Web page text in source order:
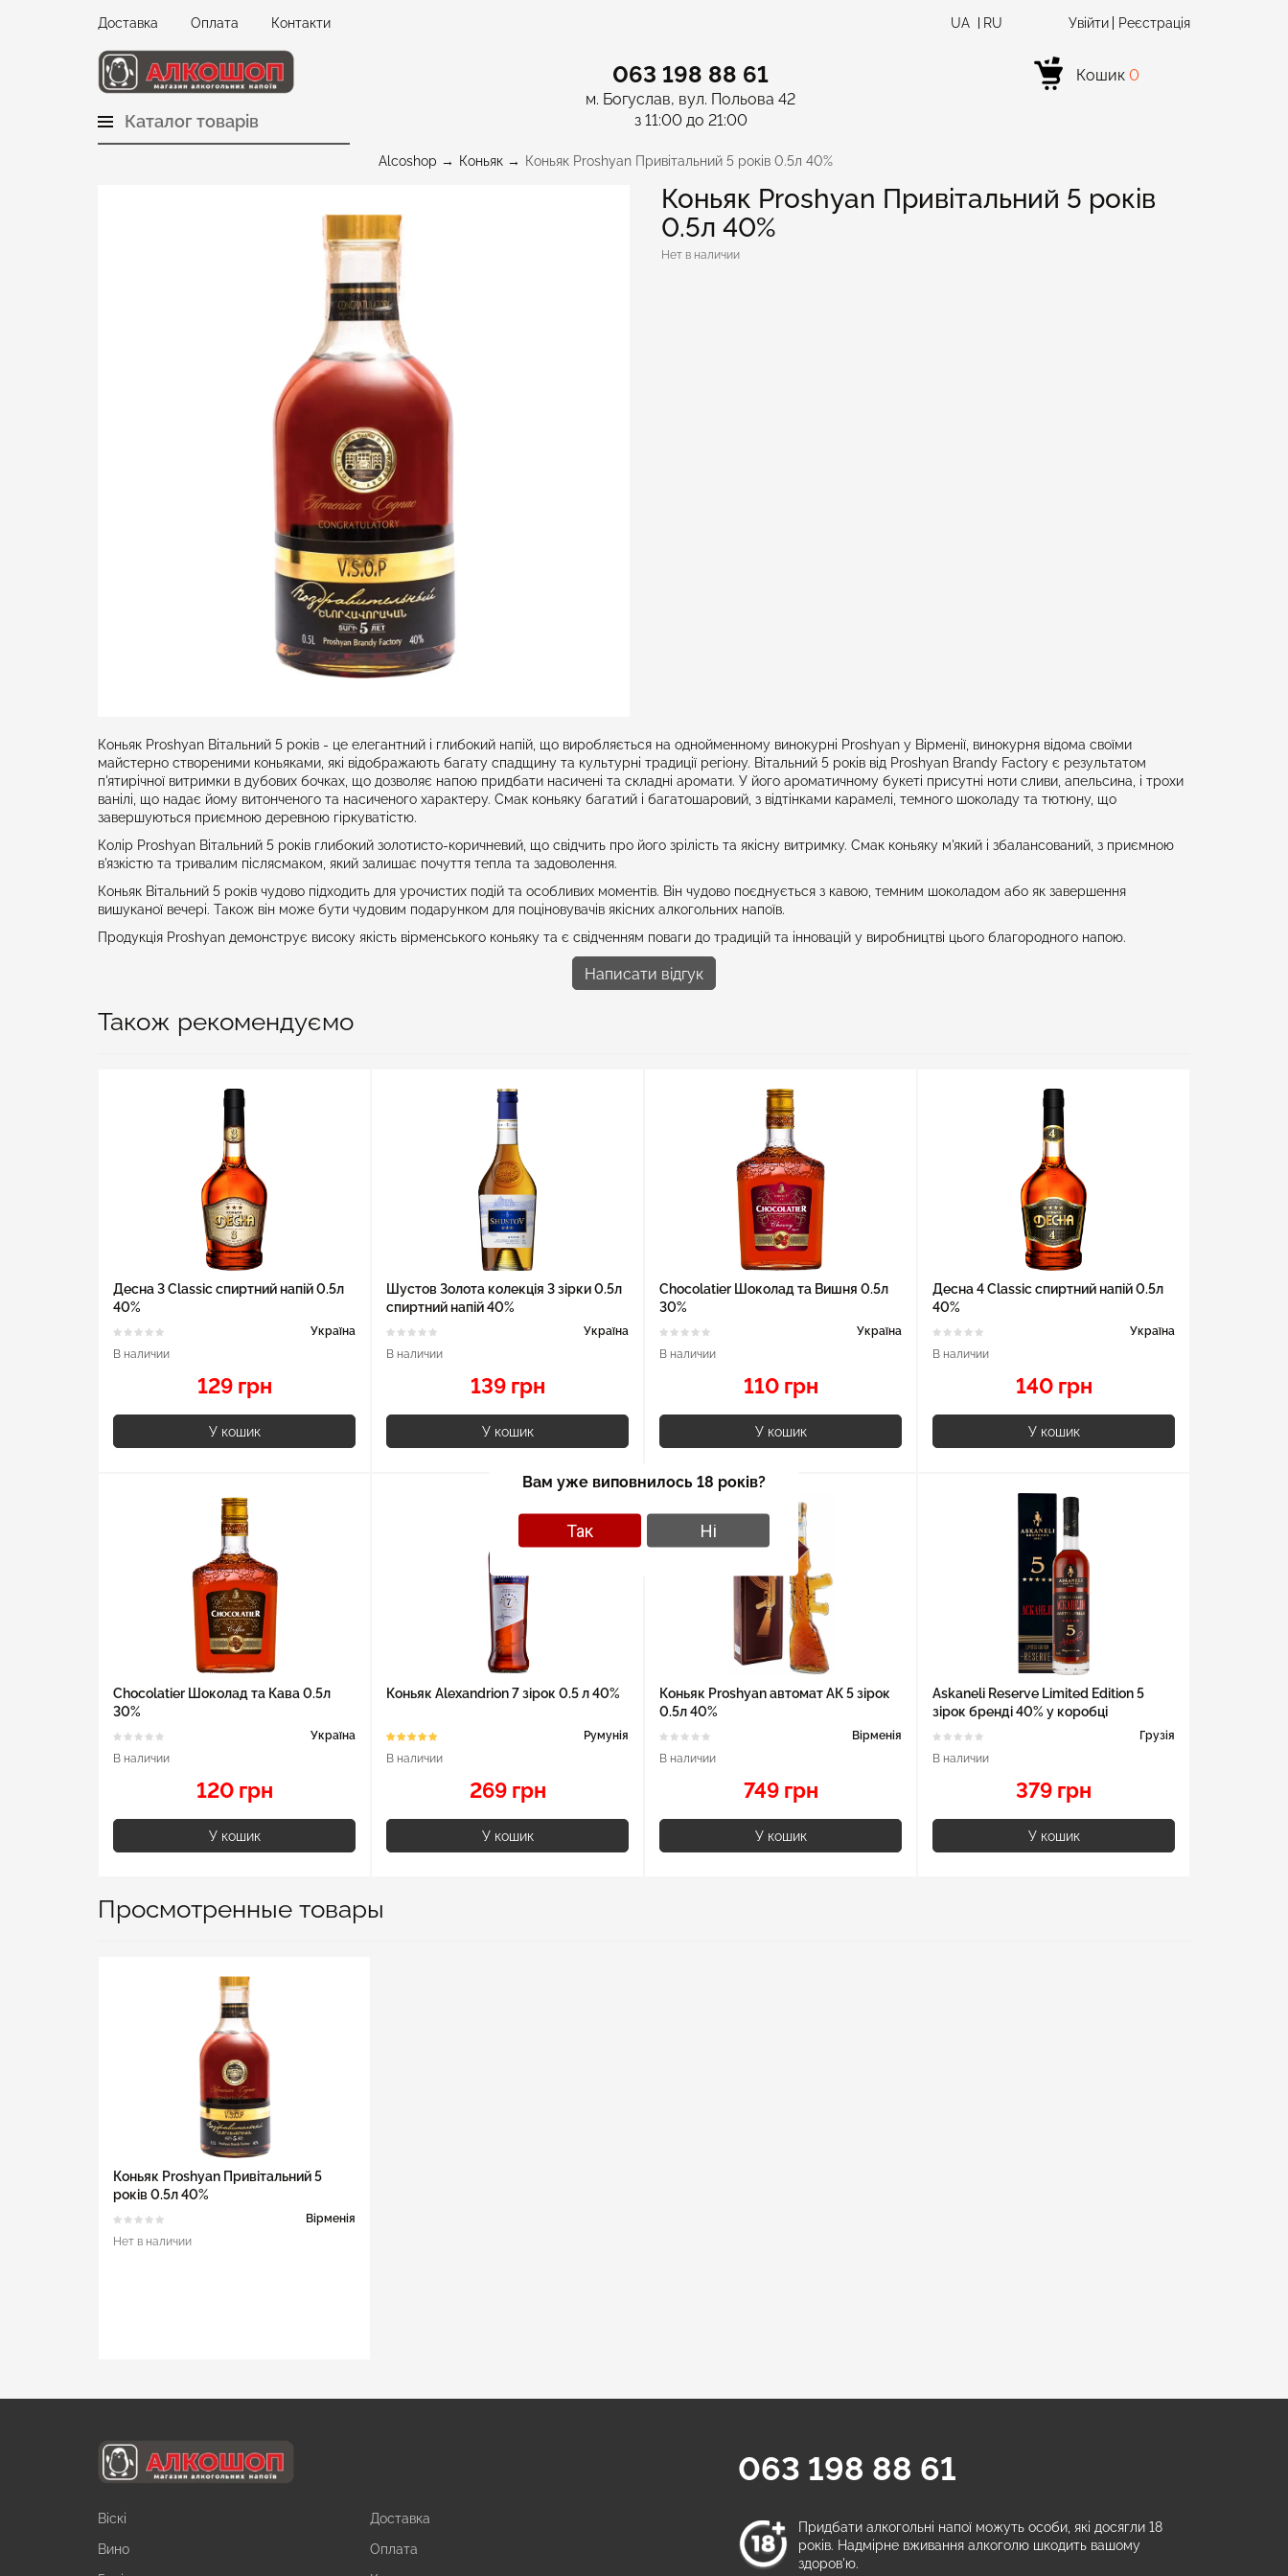
Доставка Оплата Контакти UA RU Реєстрація
Увійти
063 198 88 61 Кошик 0
м. Богуслав, вул. Польова 42
з 11:00 до 21:00
Каталог товарів
Alcoshop Коньяк Коньяк Proshyan Привітальний 5 років 0.5л 40%
Коньяк Proshyan Привітальний 5 років
0.5л 40%
Нет в наличии
Коньяк Proshyan Вітальний 5 років - це елегантний і глибокий напій, що виробляється на однойменному винокурні Proshyan у Вірменії, винокурня відома своїми
майстерно створеними коньяками, які відображають багату спадщину та культурні традиції регіону. Вітальний 5 років від Proshyan Brandy Factory є результатом
п'ятирічної витримки в дубових бочках, що дозволяє напою придбати насичені та складні аромати. У його ароматичному букеті присутні ноти сливи, апельсина, і трохи
ванілі, що надає йому витонченого та насиченого характеру. Смак коньяку багатий і багатошаровий, з відтінками карамелі, темного шоколаду та тютюну, що
завершуються приємною деревною гіркуватістю.
Колір Proshyan Вітальний 5 років глибокий золотисто-коричневий, що свідчить про його зрілість та якісну витримку. Смак коньяку м'який і збалансований, з приємною
в'язкістю та тривалим післясмаком, який залишає почуття тепла та задоволення.
Коньяк Вітальний 5 років чудово підходить для урочистих подій та особливих моментів. Він чудово поєднується з кавою, темним шоколадом або як завершення
вишуканої вечері. Також він може бути чудовим подарунком для поціновувачів якісних алкогольних напоїв.
Продукція Proshyan демонструє високу якість вірменського коньяку та є свідченням поваги до традицій та інновацій у виробництві цього благородного напою.
Написати відгук
Також рекомендуємо
Десна 3 Classic спиртний напій 0.5л
40%
Україна
В наличии
129 грн
У кошик
Шустов Золота колекція 3 зірки 0.5л
спиртний напій 40%
Україна
В наличии
139 грн
У кошик
Chocolatier Шоколад та Вишня 0.5л
30%
Україна
В наличии
110 грн
У кошик
Десна 4 Classic спиртний напій 0.5л
40%
Україна
В наличии
140 грн
У кошик
Chocolatier Шоколад та Кава 0.5л
30%
Україна
В наличии
120 грн
У кошик
Коньяк Alexandrion 7 зірок 0.5 л 40%
Румунія
В наличии
269 грн
У кошик
Коньяк Proshyan автомат АК 5 зірок
0.5л 40%
Вірменія
В наличии
749 грн
У кошик
Askaneli Reserve Limited Edition 5
зірок бренді 40% у коробці
Грузія
В наличии
379 грн
У кошик
Просмотренные товары
Коньяк Proshyan Привітальний 5
років 0.5л 40%
Вірменія
Нет в наличии
Віскі
Вино
Доставка
Оплата
063 198 88 61
Придбати алкогольні напої можуть особи, які досягли 18
років. Надмірне вживання алкоголю шкодить вашому
здоров'ю.
Вам уже виповнилось 18 років?
Так Ні